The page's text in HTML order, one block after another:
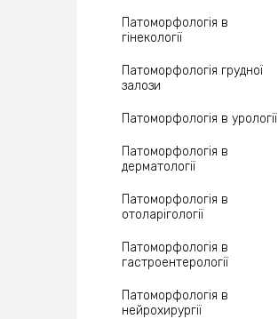
Патоморфологія в
гінекології
Патоморфологія грудної
залози
Патоморфологія в урології
Патоморфологія в
дерматології
Патоморфологія в
отоларігології
Патоморфологія в
гастроентерології
Патоморфологія в
нейрохирургії